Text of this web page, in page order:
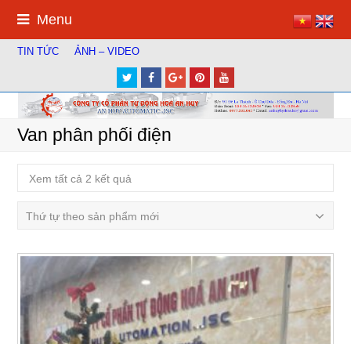
Menu
TIN TỨC ẢNH – VIDEO
TwitterFacebook
Google
Plus
Pinterest
Van phân phối điện
Xem tất cả 2 kết quả
Thứ tự theo sản phẩm mới